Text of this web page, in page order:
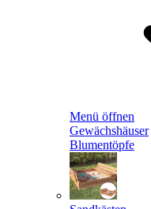
Menü öffnen
Gewächshäuser
Blumentöpfe